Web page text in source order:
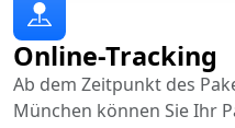
Online-Tracking
Ab dem Zeitpunkt des
München können Sie Ihr